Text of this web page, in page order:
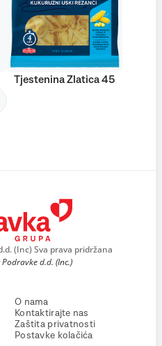
Tjestenina Zlatica 45
(Inc) Sva prava pridržana
d.d. (Inc.)
O nama
Kontaktirajte nas
Zaštita privatnosti
Postavke kolačića